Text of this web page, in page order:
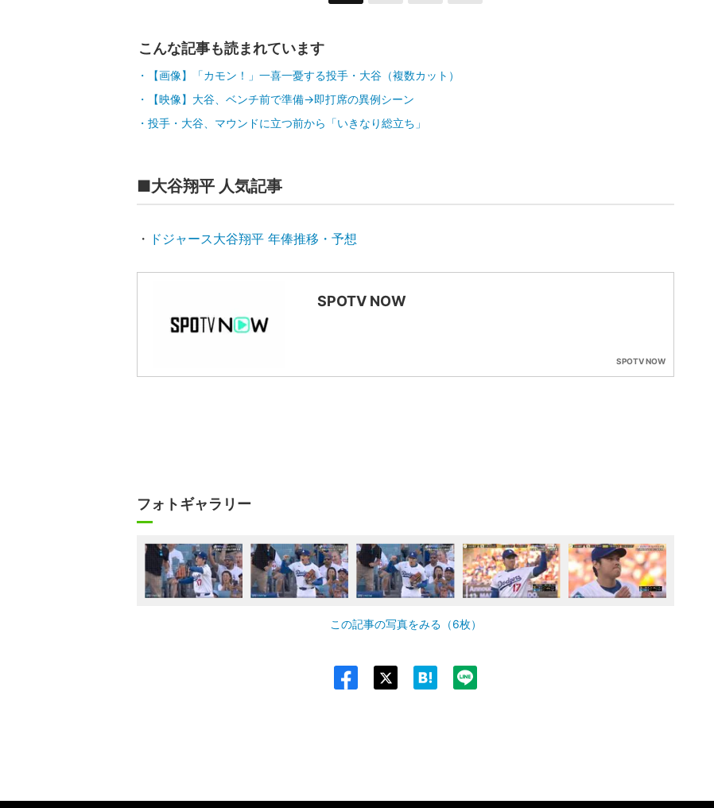
こんな記事も読まれています
【画像】「カモン！」一喜一憂する投手・大谷（複数カット）
【映像】大谷、ベンチ前で準備→即打席の異例シーン
投手・大谷、マウンドに立つ前から「いきなり総立ち」
■大谷翔平 人気記事
・ ドジャース大谷翔平 年俸推移・予想
SPOTV NOW
SPOTV NOW